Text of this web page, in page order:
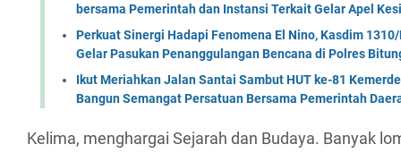
bersama Pemerintah dan Instansi Terkait Gelar Apel
Perkuat Sinergi Hadapi Fenomena El Nino, Kasdim
Gelar Pasukan Penanggulangan Bencana di Polres
Ikut Meriahkan Jalan Santai Sambut HUT ke-81
Bangun Semangat Persatuan Bersama Pemerintah
Kelima, menghargai Sejarah dan Budaya. Banyak